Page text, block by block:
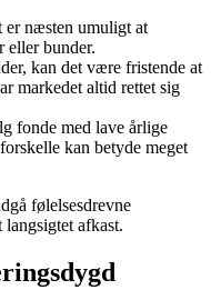
er næsten umuligt at
eller bunder.
kan det være fristende at
markedet altid rettet sig
fonde med lave årlige
kan betyde meget
følelsesdrevne
afkast.